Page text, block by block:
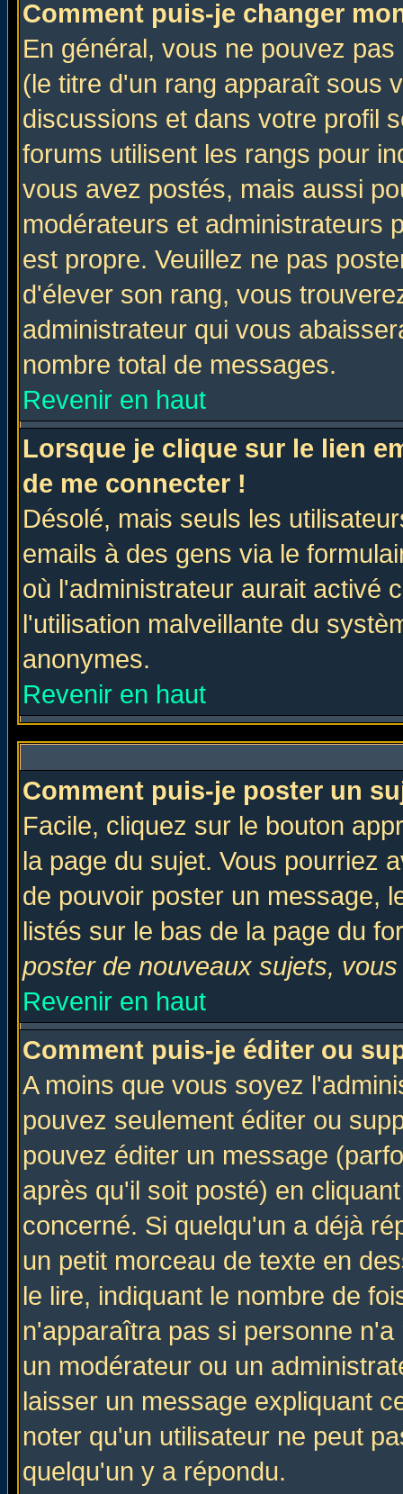
Comment puis-je changer
En général, vous ne pouvez
(le titre d'un rang apparaît sous
discussions et dans votre profil
forums utilisent les rangs pour
vous avez postés, mais aussi
modérateurs et administrateurs
est propre. Veuillez ne pas
d'élever son rang, vous
administrateur qui vous
nombre total de messages.
Revenir en haut
Lorsque je clique sur le lien
de me connecter !
Désolé, mais seuls les
emails à des gens via le
où l'administrateur aurait activé
l'utilisation malveillante du
anonymes.
Revenir en haut
Comment puis-je poster un
Facile, cliquez sur le bouton
la page du sujet. Vous pourriez
de pouvoir poster un message,
listés sur le bas de la page du
poster de nouveaux sujets,
Revenir en haut
Comment puis-je éditer ou
A moins que vous soyez
pouvez seulement éditer ou
pouvez éditer un message
après qu'il soit posté) en
concerné. Si quelqu'un a déjà
un petit morceau de texte en
le lire, indiquant le nombre de
n'apparaîtra pas si personne
un modérateur ou un
laisser un message expliquant
noter qu'un utilisateur ne peut
quelqu'un y a répondu.